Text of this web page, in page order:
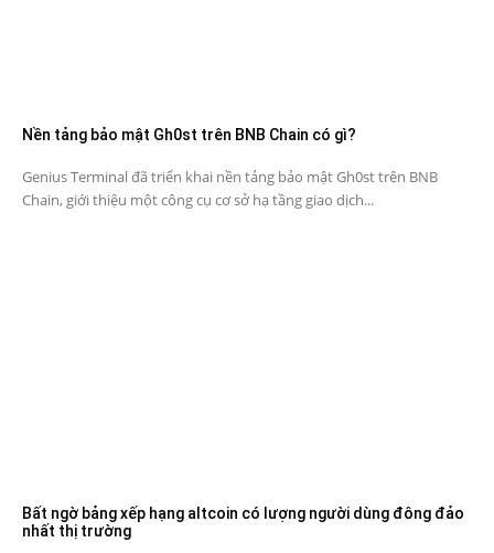
Nền tảng bảo mật Gh0st trên BNB Chain có gì?
Genius Terminal đã triển khai nền tảng bảo mật Gh0st trên BNB
Chain, giới thiệu một công cụ cơ sở hạ tầng giao dịch...
Bất ngờ bảng xếp hạng altcoin có lượng người dùng đông đảo
nhất thị trường